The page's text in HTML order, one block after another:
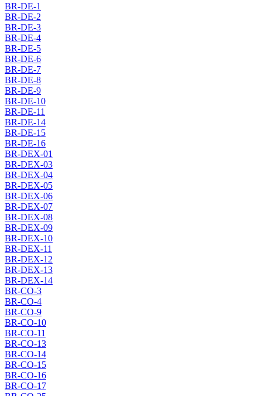
BR-DE-1
BR-DE-2
BR-DE-3
BR-DE-4
BR-DE-5
BR-DE-6
BR-DE-7
BR-DE-8
BR-DE-9
BR-DE-10
BR-DE-11
BR-DE-14
BR-DE-15
BR-DE-16
BR-DEX-01
BR-DEX-03
BR-DEX-04
BR-DEX-05
BR-DEX-06
BR-DEX-07
BR-DEX-08
BR-DEX-09
BR-DEX-10
BR-DEX-11
BR-DEX-12
BR-DEX-13
BR-DEX-14
BR-CO-3
BR-CO-4
BR-CO-9
BR-CO-10
BR-CO-11
BR-CO-13
BR-CO-14
BR-CO-15
BR-CO-16
BR-CO-17